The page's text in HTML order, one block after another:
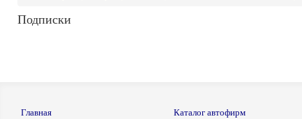
Подписки
Главная
Каталог автофирм